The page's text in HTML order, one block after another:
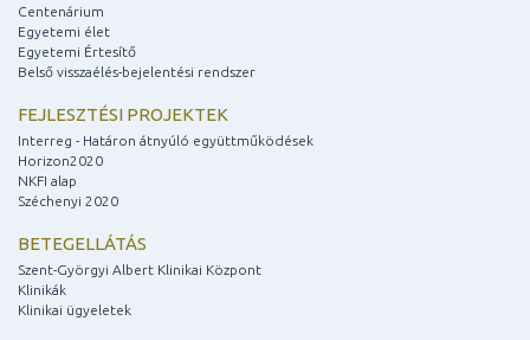
Centenárium
Egyetemi élet
Egyetemi Értesítő
Belső visszaélés-bejelentési rendszer
FEJLESZTÉSI PROJEKTEK
Interreg - Határon átnyúló együttműködések
Horizon2020
NKFI alap
Széchenyi 2020
BETEGELLÁTÁS
Szent-Györgyi Albert Klinikai Központ
Klinikák
Klinikai ügyeletek